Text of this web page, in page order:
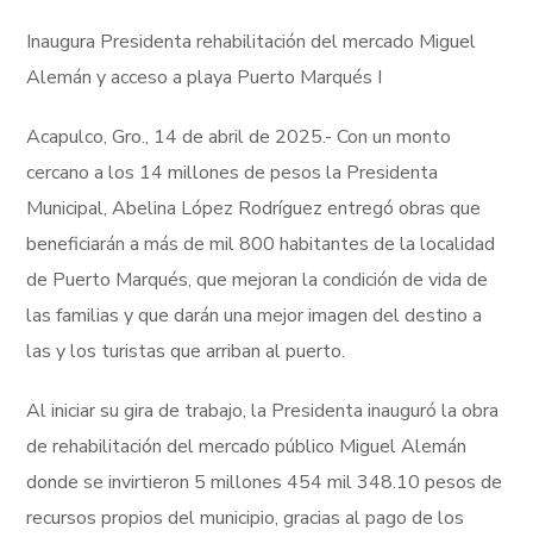
Inaugura Presidenta rehabilitación del mercado Miguel
Alemán y acceso a playa Puerto Marqués I
Acapulco, Gro., 14 de abril de 2025.- Con un monto
cercano a los 14 millones de pesos la Presidenta
Municipal, Abelina López Rodríguez entregó obras que
beneficiarán a más de mil 800 habitantes de la localidad
de Puerto Marqués, que mejoran la condición de vida de
las familias y que darán una mejor imagen del destino a
las y los turistas que arriban al puerto.
Al iniciar su gira de trabajo, la Presidenta inauguró la obra
de rehabilitación del mercado público Miguel Alemán
donde se invirtieron 5 millones 454 mil 348.10 pesos de
recursos propios del municipio, gracias al pago de los